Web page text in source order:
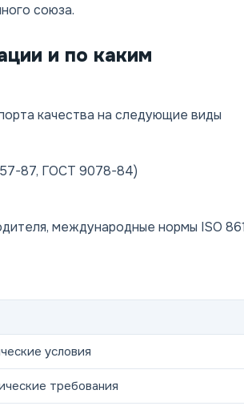
союза.
и по каким
качества на следующие виды
87, ГОСТ 9078-84)
международные нормы ISO
условия
требования